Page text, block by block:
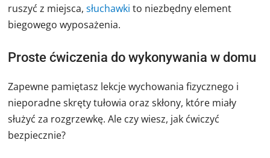
ruszyć z miejsca,słuchawki to niezbędny element
biegowego wyposażenia.
Proste ćwiczenia do wykonywania w domu
Zapewne pamiętasz lekcje wychowania fizycznego i
nieporadne skręty tułowia oraz skłony, które miały
służyć za rozgrzewkę. Ale czy wiesz, jak ćwiczyć
bezpiecznie?